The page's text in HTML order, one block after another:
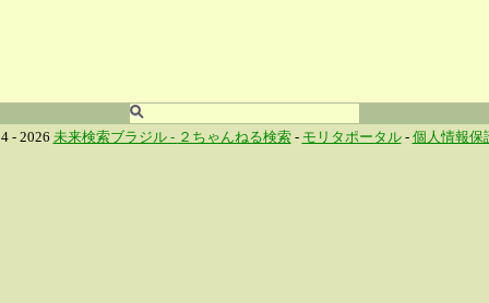
- 2026 未来検索ブラジル - ２ちゃんねる検索- モリタポータル- 個人情報保